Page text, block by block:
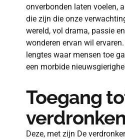
onverbonden laten voelen,
die zijn die onze
wereld, vol drama, passie
wonderen ervan wil
lengtes waar mensen toe
een morbide
Toegang
Deze, met zijn De